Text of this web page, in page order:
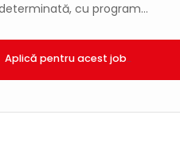
cu program...